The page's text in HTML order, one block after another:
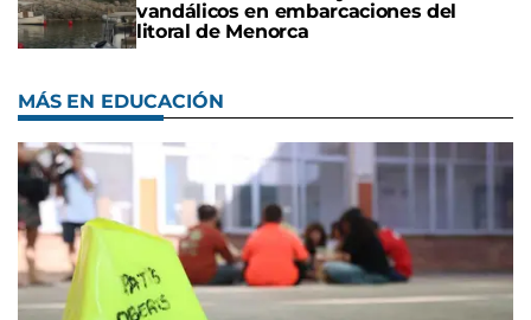
vandálicos en embarcaciones del
litoral de Menorca
MÁS EN EDUCACIÓN